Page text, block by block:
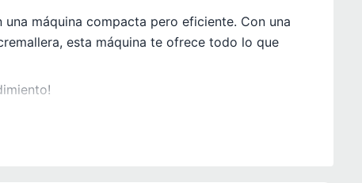
máquina compacta pero eficiente. Con una
esta máquina te ofrece todo lo que